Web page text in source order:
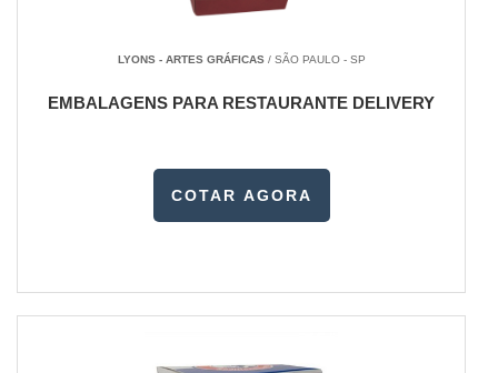
LYONS - ARTES GRÁFICAS/ SÃO PAULO - SP
EMBALAGENS PARA RESTAURANTE DELIVERY
COTAR AGORA